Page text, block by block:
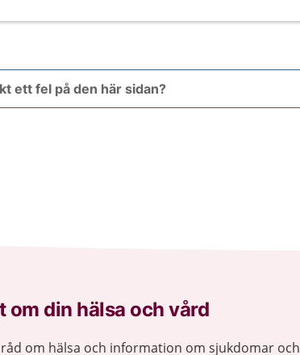
ett fel på den här sidan?
om din hälsa och vård
råd om hälsa och information om sjukdomar och